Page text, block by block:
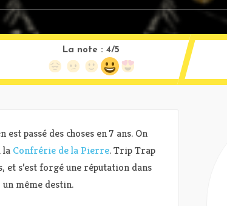
La note : 4/5
passé des choses en 7 ans. On
la Confrérie de la Pierre. Trip Trap
s’est forgé une réputation dans
même destin.